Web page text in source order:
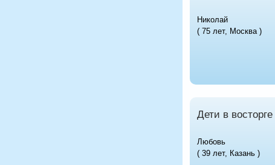
Николай
( 75 лет, Москва )
Дети в восторге
Любовь
( 39 лет, Казань )